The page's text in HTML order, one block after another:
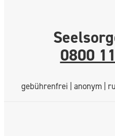
0800
gebührenfrei | anonym |